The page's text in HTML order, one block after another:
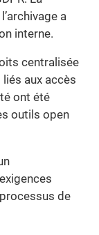
a
interne.
centralisée
liés aux accès
ont été
outils open
de